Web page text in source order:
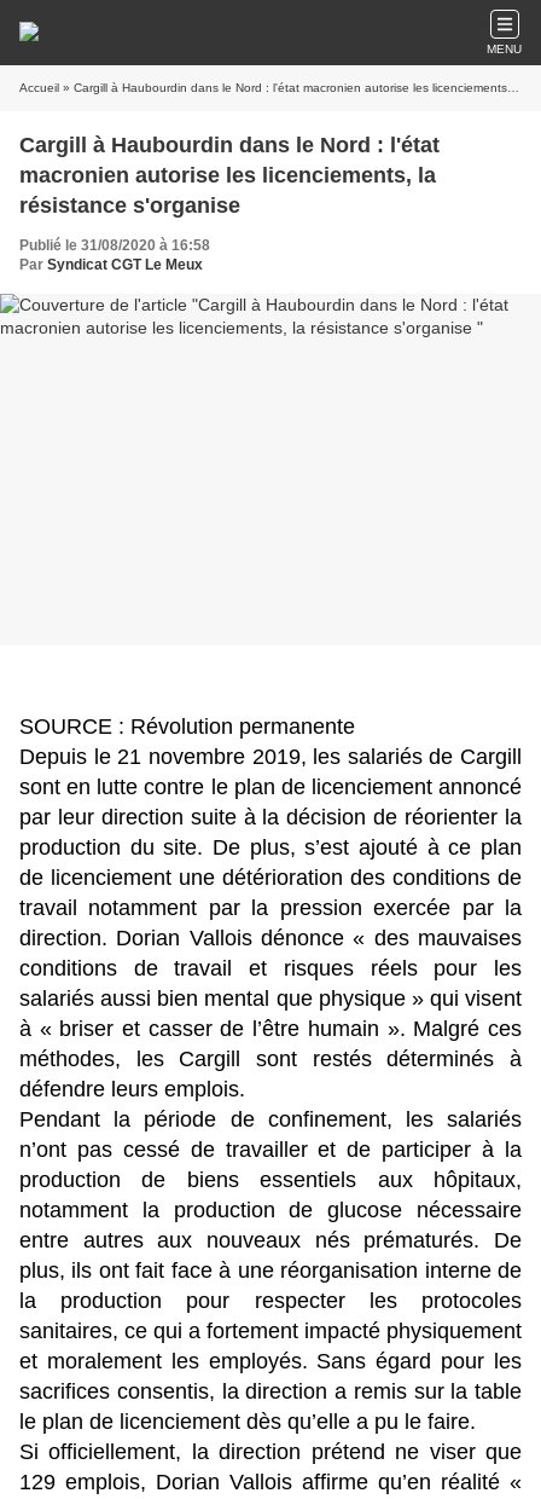
MENU
Accueil » Cargill à Haubourdin dans le Nord : l'état macronien autorise les licenciements, la résistance s'organise
Cargill à Haubourdin dans le Nord : l'état
macronien autorise les licenciements, la
résistance s'organise
Publié le 31/08/2020 à 16:58
Par Syndicat CGT Le Meux
SOURCE : Révolution permanente
Depuis le 21 novembre 2019, les salariés de Cargill
sont en lutte contre le plan de licenciement annoncé
par leur direction suite à la décision de réorienter la
production du site. De plus, s’est ajouté à ce plan
de licenciement une détérioration des conditions de
travail notamment par la pression exercée par la
direction. Dorian Vallois dénonce « des mauvaises
conditions de travail et risques réels pour les
salariés aussi bien mental que physique » qui visent
à « briser et casser de l’être humain ». Malgré ces
méthodes, les Cargill sont restés déterminés à
défendre leurs emplois.
Pendant la période de confinement, les salariés
n’ont pas cessé de travailler et de participer à la
production de biens essentiels aux hôpitaux,
notamment la production de glucose nécessaire
entre autres aux nouveaux nés prématurés. De
plus, ils ont fait face à une réorganisation interne de
la production pour respecter les protocoles
sanitaires, ce qui a fortement impacté physiquement
et moralement les employés. Sans égard pour les
sacrifices consentis, la direction a remis sur la table
le plan de licenciement dès qu’elle a pu le faire.
Si officiellement, la direction prétend ne viser que
129 emplois, Dorian Vallois affirme qu’en réalité «